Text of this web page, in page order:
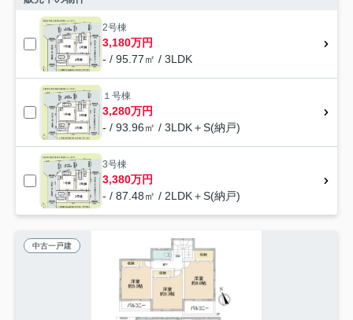
2号棟
3,180万円
- / 95.77㎡ / 3LDK
１号棟
3,280万円
- / 93.96㎡ / 3LDK＋S(納戸)
3号棟
3,380万円
- / 87.48㎡ / 2LDK＋S(納戸)
中古一戸建